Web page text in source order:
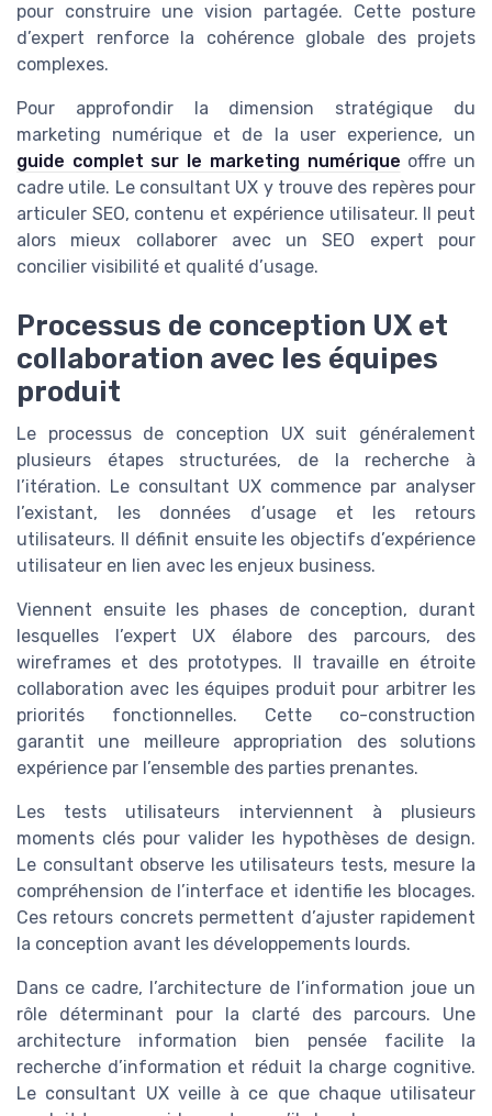
pour construire une vision partagée. Cette posture
d’expert renforce la cohérence globale des projets
complexes.
Pour approfondir la dimension stratégique du
marketing numérique et de la user experience, un
guide complet sur le marketing numérique offre un
cadre utile. Le consultant UX y trouve des repères pour
articuler SEO, contenu et expérience utilisateur. Il peut
alors mieux collaborer avec un SEO expert pour
concilier visibilité et qualité d’usage.
Processus de conception UX et
collaboration avec les équipes
produit
Le processus de conception UX suit généralement
plusieurs étapes structurées, de la recherche à
l’itération. Le consultant UX commence par analyser
l’existant, les données d’usage et les retours
utilisateurs. Il définit ensuite les objectifs d’expérience
utilisateur en lien avec les enjeux business.
Viennent ensuite les phases de conception, durant
lesquelles l’expert UX élabore des parcours, des
wireframes et des prototypes. Il travaille en étroite
collaboration avec les équipes produit pour arbitrer les
priorités fonctionnelles. Cette co-construction
garantit une meilleure appropriation des solutions
expérience par l’ensemble des parties prenantes.
Les tests utilisateurs interviennent à plusieurs
moments clés pour valider les hypothèses de design.
Le consultant observe les utilisateurs tests, mesure la
compréhension de l’interface et identifie les blocages.
Ces retours concrets permettent d’ajuster rapidement
la conception avant les développements lourds.
Dans ce cadre, l’architecture de l’information joue un
rôle déterminant pour la clarté des parcours. Une
architecture information bien pensée facilite la
recherche d’information et réduit la charge cognitive.
Le consultant UX veille à ce que chaque utilisateur